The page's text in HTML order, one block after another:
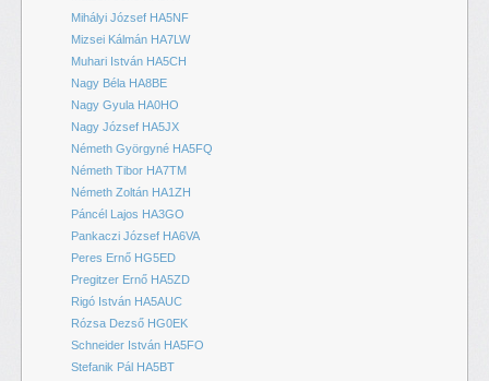
Mihályi József HA5NF
Mizsei Kálmán HA7LW
Muhari István HA5CH
Nagy Béla HA8BE
Nagy Gyula HA0HO
Nagy József HA5JX
Németh Györgyné HA5FQ
Németh Tibor HA7TM
Németh Zoltán HA1ZH
Páncél Lajos HA3GO
Pankaczi József HA6VA
Peres Ernő HG5ED
Pregitzer Ernő HA5ZD
Rigó István HA5AUC
Rózsa Dezső HG0EK
Schneider István HA5FO
Stefanik Pál HA5BT